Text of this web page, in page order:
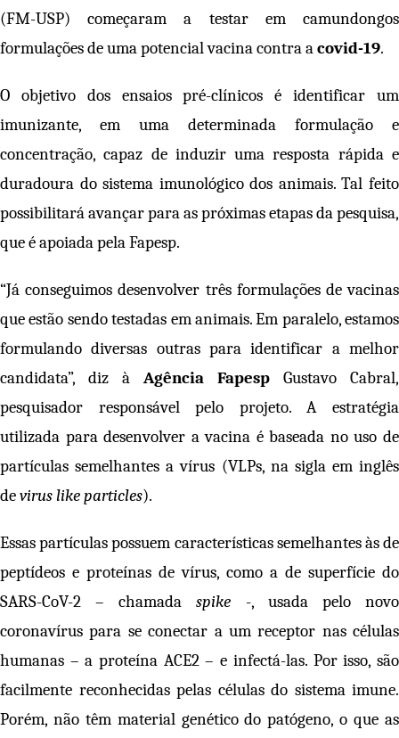
(FM-USP) começaram a testar em camundongos
formulações de uma potencial vacina contra acovid-19.
O objetivo dos ensaios pré-clínicos é identificar um
imunizante, em uma determinada formulação e
concentração, capaz de induzir uma resposta rápida e
duradoura do sistema imunológico dos animais. Tal feito
possibilitará avançar para as próximas etapas da pesquisa,
que é apoiada pela Fapesp.
“Já conseguimos desenvolver três formulações de vacinas
que estão sendo testadas em animais. Em paralelo, estamos
formulando diversas outras para identificar a melhor
candidata”, diz à Agência Fapesp Gustavo Cabral,
pesquisador responsável pelo projeto. A estratégia
utilizada para desenvolver a vacina é baseada no uso de
partículas semelhantes a vírus (VLPs, na sigla em inglês
devirus like particles).
Essas partículas possuem características semelhantes às de
peptídeos e proteínas de vírus, como a de superfície do
SARS-CoV-2 – chamadaspike -, usada pelo novo
coronavírus para se conectar a um receptor nas células
humanas – a proteína ACE2 – e infectá-las. Por isso, são
facilmente reconhecidas pelas células do sistema imune.
Porém, não têm material genético do patógeno, o que as